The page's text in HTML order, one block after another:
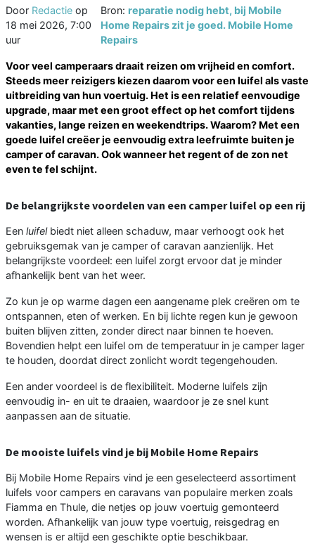
Door Redactie op
18 mei 2026, 7:00
uur
Bron: reparatie nodig hebt, bij Mobile
Home Repairs zit je goed. Mobile Home
Repairs
Voor veel camperaars draait reizen om vrijheid en comfort.
Steeds meer reizigers kiezen daarom voor een luifel als vaste
uitbreiding van hun voertuig. Het is een relatief eenvoudige
upgrade, maar met een groot effect op het comfort tijdens
vakanties, lange reizen en weekendtrips. Waarom? Met een
goede luifel creëer je eenvoudig extra leefruimte buiten je
camper of caravan. Ook wanneer het regent of de zon net
even te fel schijnt.
De belangrijkste voordelen van een camper luifel op een rij
Een luifelbiedt niet alleen schaduw, maar verhoogt ook het
gebruiksgemak van je camper of caravan aanzienlijk. Het
belangrijkste voordeel: een luifel zorgt ervoor dat je minder
afhankelijk bent van het weer.
Zo kun je op warme dagen een aangename plek creëren om te
ontspannen, eten of werken. En bij lichte regen kun je gewoon
buiten blijven zitten, zonder direct naar binnen te hoeven.
Bovendien helpt een luifel om de temperatuur in je camper lager
te houden, doordat direct zonlicht wordt tegengehouden.
Een ander voordeel is de flexibiliteit. Moderne luifels zijn
eenvoudig in- en uit te draaien, waardoor je ze snel kunt
aanpassen aan de situatie.
De mooiste luifels vind je bij Mobile Home Repairs
Bij Mobile Home Repairs vind je een geselecteerd assortiment
luifels voor campers en caravans van populaire merken zoals
Fiamma en Thule, die netjes op jouw voertuig gemonteerd
worden. Afhankelijk van jouw type voertuig, reisgedrag en
wensen is er altijd een geschikte optie beschikbaar.